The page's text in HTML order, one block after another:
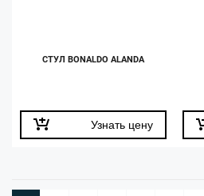
СТУЛ BONALDO ALANDA
Узнать цену